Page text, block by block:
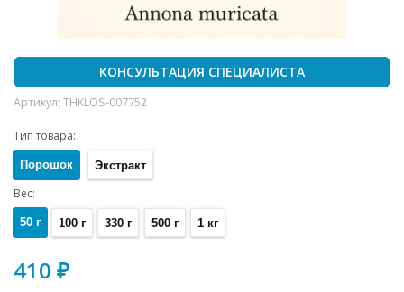
КОНСУЛЬТАЦИЯ СПЕЦИАЛИСТА
Артикул: THKLOS-007752
Тип товара:
Порошок Экстракт
Вес:
50 г 100 г 330 г 500 г 1 кг
410 ₽